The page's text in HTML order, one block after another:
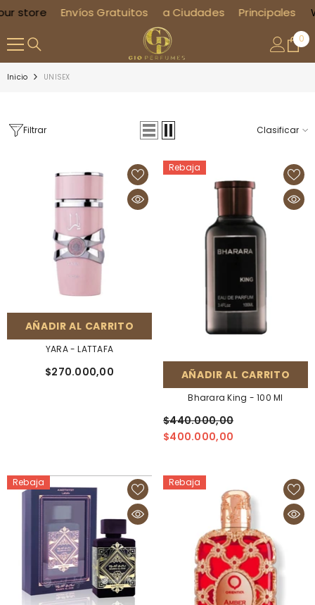
SALTAR AL CONTENIDO
store Envíos Gratuitos a Ciudades Principales
0
0
Inicio UNISEX
Filtrar Clasificar
AÑADIR AL CARRITO
YARA - LATTAFA
$270.000,00
Rebaja
AÑADIR AL CARRITO
Bharara King - 100 Ml
$440.000,00
$400.000,00
Rebaja Rebaja